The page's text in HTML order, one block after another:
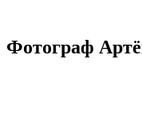
Фотограф